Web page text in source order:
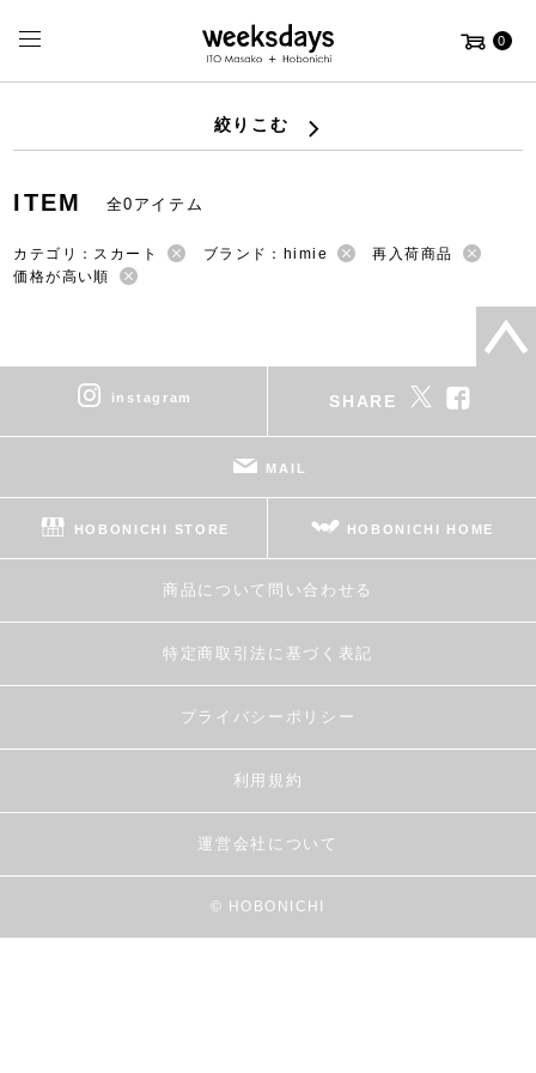
0
絞りこむ
ITEM 全0アイテム
カテゴリ：スカート ブランド：himie
再入荷商品
価格が高い順
instagram SHARE
MAIL
HOBONICHI STORE HOBONICHI HOME
商品について問い合わせる
特定商取引法に基づく表記
プライバシーポリシー
利用規約
運営会社について
© HOBONICHI